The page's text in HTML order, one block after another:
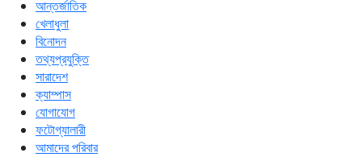
আন্তর্জাতিক
খেলাধুলা
বিনোদন
তথ্যপ্রযুক্তি
সারাদেশ
ক্যাম্পাস
যোগাযোগ
ফটোগ্যালারী
আমাদের পরিবার